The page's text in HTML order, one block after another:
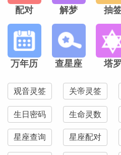
配对 解梦 抽
万年历 查星座 塔罗
观音灵签 关帝灵签
生日密码 生命灵数
星座查询 星座配对